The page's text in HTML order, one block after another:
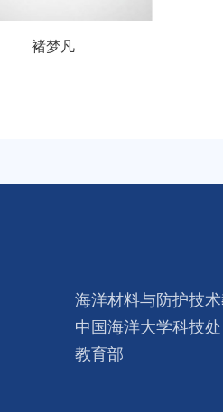
褚梦凡
海洋材料与防护技
中国海洋大学科技处
教育部